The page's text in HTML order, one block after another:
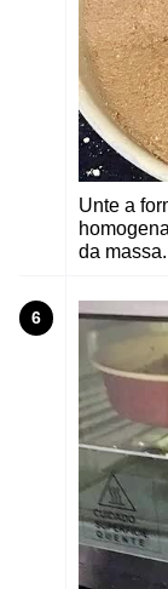
Unte a
da massa.
6